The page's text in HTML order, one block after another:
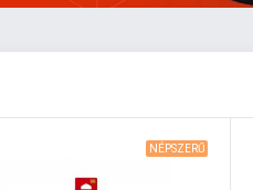
NÉPSZERŰ